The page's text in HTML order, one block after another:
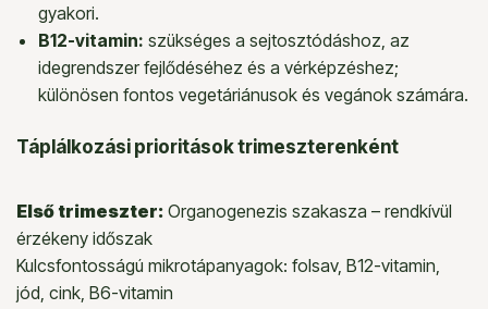
gyakori.
B12-vitamin: szükséges a sejtosztódáshoz, az
idegrendszer fejlődéséhez és a vérképzéshez;
különösen fontos vegetáriánusok és vegánok számára.
Táplálkozási prioritások trimeszterenként
Első trimeszter: Organogenezis szakasza – rendkívül
érzékeny időszak
Kulcsfontosságú mikrotápanyagok: folsav, B12-vitamin,
jód, cink, B6-vitamin